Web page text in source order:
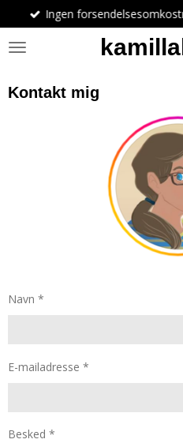
Spring
til
hovedindhold
Ingen
Kontakt mig
Navn *
E-mailadresse *
Besked *